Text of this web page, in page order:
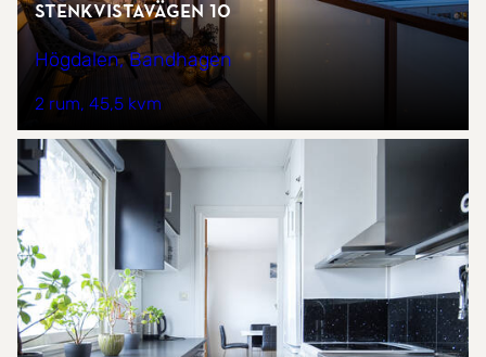
Stenkvistavägen 10
Högdalen, Bandhagen
2 rum 45,5 kvm